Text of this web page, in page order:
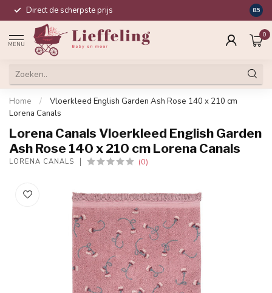
Direct de scherpste prijs 8.5
MENU
0
Home /
Vloerkleed English Garden Ash Rose 140 x 210 cm
Lorena Canals
Lorena Canals Vloerkleed English Garden
Ash Rose 140 x 210 cm Lorena Canals
LORENA CANALS (0)